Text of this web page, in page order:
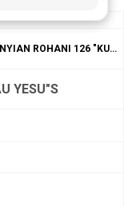
ROHANI 126 "KU CINTA KAU YESU"S
YESU"S